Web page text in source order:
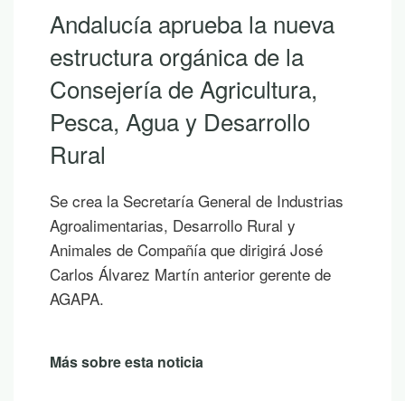
Andalucía aprueba la nueva
estructura orgánica de la
Consejería de Agricultura,
Pesca, Agua y Desarrollo
Rural
Se crea la Secretaría General de Industrias
Agroalimentarias, Desarrollo Rural y
Animales de Compañía que dirigirá José
Carlos Álvarez Martín anterior gerente de
AGAPA.
Más sobre esta noticia